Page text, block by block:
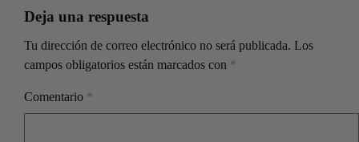
Deja una respuesta
Tu dirección de correo electrónico no será publicada. Los
campos obligatorios están marcados con *
Comentario *